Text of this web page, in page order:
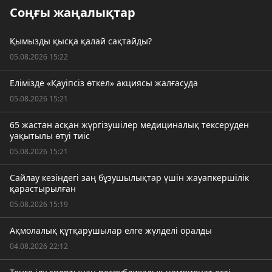
Соңғы жаңалықтар
Қымызды қысқа қалай сақтайды?
05.08.2026 15:22
Елімізде «Қауіпсіз өткел» акциясы жалғасуда
05.08.2026 15:21
65 жастан асқан жүргізушілер медициналық тексеруден
уақытылы өтуі тиіс
05.08.2026 15:21
Сайлау кезіндегі заң бұзушылықтар үшін жауапкершілік
қарастырылған
05.08.2026 15:19
Ақмолалық құтқарушылар елге жүлделі оралды
04.08.2026 22:12